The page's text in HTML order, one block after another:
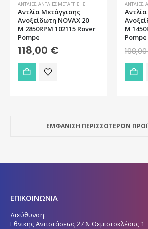
ΑΝΤΛΊΕΣ,ΑΝΤΛΊΕΣ ΜΕΤΆΓΓΙΣΗΣ
Αντλία Μετάγγισης
Ανοξείδωτη NOVAX 20
M 2850RPM 102115 Rover
Pompe
118,00 €
ΑΝΤΛΊΕΣ,
M
Pompe
ΕΜΦΑΝΙΣΗ ΠΕΡΙΣΣΟΤΕΡΩΝ
ΕΠΙΚΟΙΝΩΝΙΑ
Διεύθυνση:
Εθνικής Αντιστάσεως 27 & Θεμιστοκλέους 1